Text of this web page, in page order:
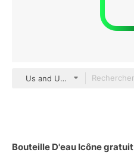
Us and Up Gradient
Bouteille D'eau Icône gratuit